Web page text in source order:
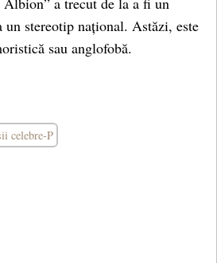
un stereotip național. Astăzi, este
sau anglofobă.
celebre-P